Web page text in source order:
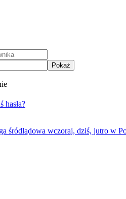
Pokaż
hasła?
śródlądowa wczoraj, dziś, jutro w